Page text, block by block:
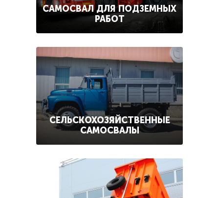
САМОСВАЛ ДЛЯ ПОДЗЕМНЫХ
РАБОТ
СЕЛЬСКОХОЗЯЙСТВЕННЫЕ
САМОСВАЛЫ